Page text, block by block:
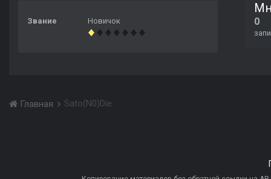
Звание Новичок 0
Главная Sato(N0)Die